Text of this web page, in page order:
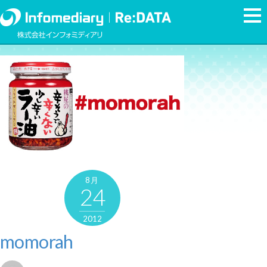
8月
24
2012
momorah